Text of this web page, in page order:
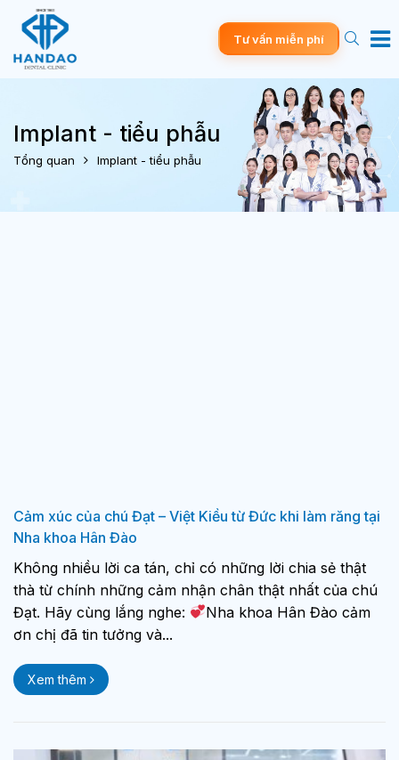
Tư vấn miễn phí
Implant - tiểu phẫu
Tổng quan Implant - tiểu phẫu
Cảm xúc của chú Đạt – Việt Kiều từ Đức khi làm răng tại
Nha khoa Hân Đào
Không nhiều lời ca tán, chỉ có những lời chia sẻ thật
thà từ chính những cảm nhận chân thật nhất của chú
Đạt. Hãy cùng lắng nghe:
Nha khoa Hân Đào cảm
ơn chị đã tin tưởng và...
Xem thêm